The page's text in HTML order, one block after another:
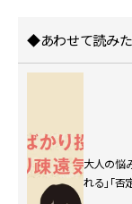
◆あわせて読み
大人の悩
れる」「